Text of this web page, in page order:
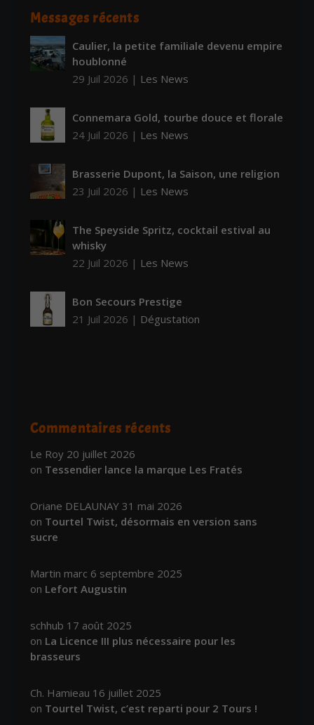
Messages récents
Caulier, la petite familiale devenu empire
houblonné
29 Juil 2026 | Les News
Connemara Gold, tourbe douce et florale
24 Juil 2026 | Les News
Brasserie Dupont, la Saison, une religion
23 Juil 2026 | Les News
The Speyside Spritz, cocktail estival au
whisky
22 Juil 2026 | Les News
Bon Secours Prestige
21 Juil 2026 | Dégustation
Commentaires récents
Le Roy 20 juillet 2026
on Tessendier lance la marque Les Fratés
Oriane DELAUNAY 31 mai 2026
on Tourtel Twist, désormais en version sans
sucre
Martin marc 6 septembre 2025
on Lefort Augustin
schhub 17 août 2025
on La Licence III plus nécessaire pour les
brasseurs
Ch. Hamieau 16 juillet 2025
on Tourtel Twist, c’est reparti pour 2 Tours !